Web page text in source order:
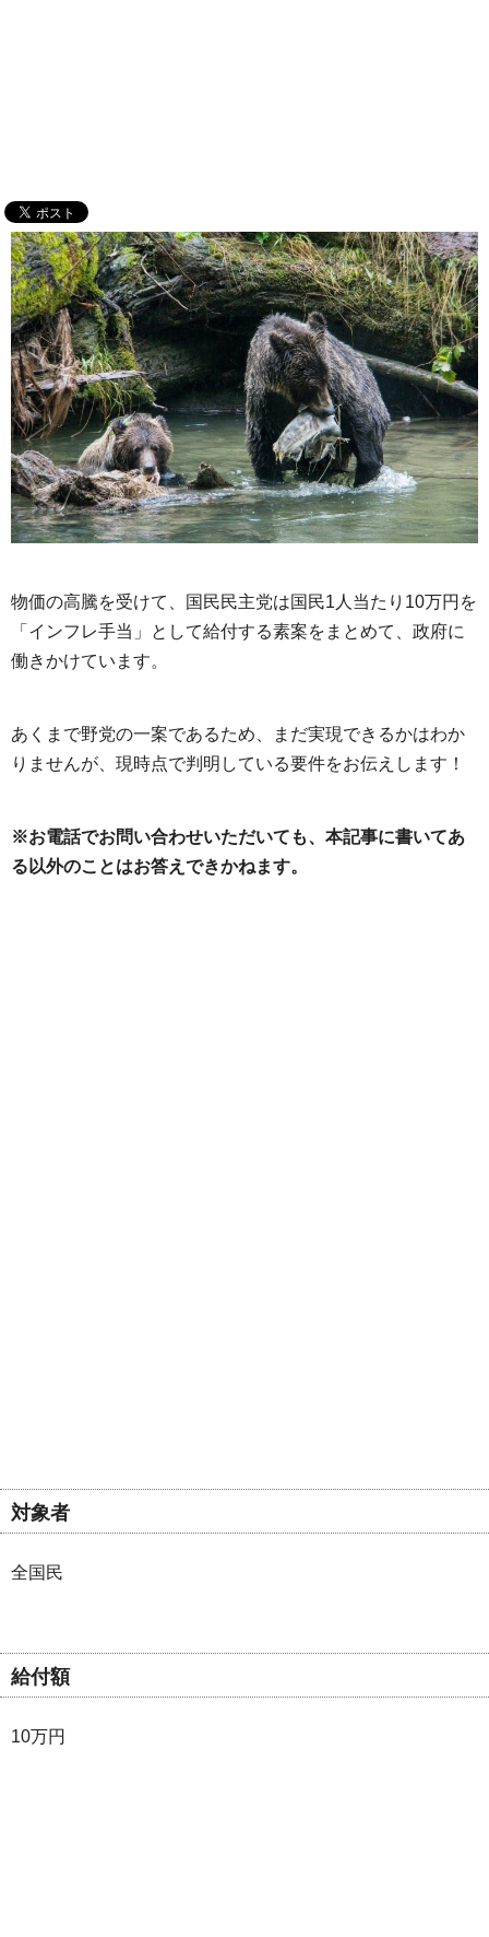
物価の高騰を受けて、国民民主党は国民1人当たり10万円を
「インフレ手当」として給付する素案をまとめて、政府に
働きかけています。
あくまで野党の一案であるため、まだ実現できるかはわか
りませんが、現時点で判明している要件をお伝えします！
※お電話でお問い合わせいただいても、本記事に書いてあ
る以外のことはお答えできかねます。
対象者
全国民
給付額
10万円